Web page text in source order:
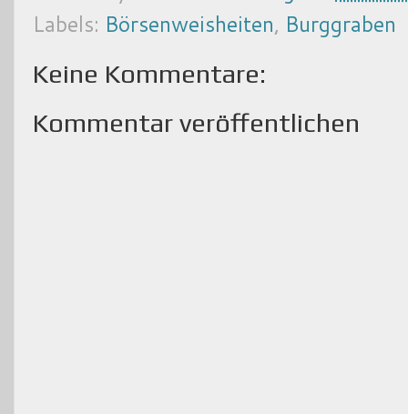
Labels: Börsenweisheiten, Burggraben
Keine Kommentare:
Kommentar veröffentlichen